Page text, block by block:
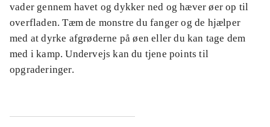
vader gennem havet og dykker ned og hæver øer op til
overfladen. Tæm de monstre du fanger og de hjælper
med at dyrke afgrøderne på øen eller du kan tage dem
med i kamp. Undervejs kan du tjene points til
opgraderinger.